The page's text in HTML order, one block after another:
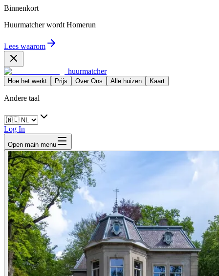
Binnenkort
Huurmatcher wordt Homerun
Lees waarom
huurmatcher
Hoe het werkt Prijs Over Ons Alle huizen Kaart
Andere taal
Log In
Open main menu